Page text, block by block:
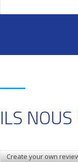
ILS
Create your own